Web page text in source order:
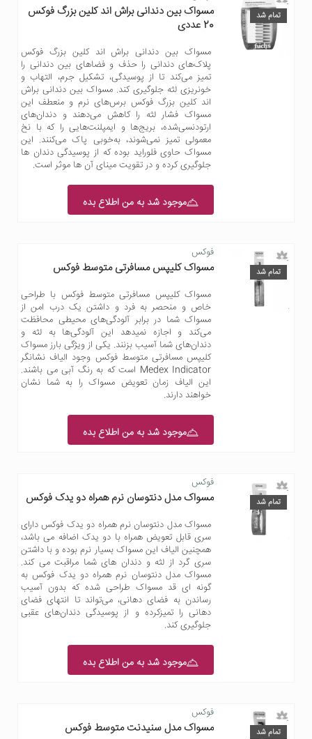
تمام شد
مسواک بین دندانی براش اند کلین بزرگ فوکس
20 عددی
مسواک بین دندانی براش اند کلین بزرگ فوکس
پلاک‌های دندانی را حذف و فضاهای بین دندانی را
تمیز می‌کند تا از پوسیدگی، تشکیل جرم، التهاب و
خونریزی لثه جلوگیری کند. مسواک بین دندانی براش
اند کلین بزرگ فوکس برس‌های نرم و منعطف این
مسواک فشار لثه را کاهش می‌دهند و دندان‌های
ارتودنسی‌شده، بریج‌ها و ایمپلنت‌هایی را که با نخ
معمولی تمیز نمی‌شوند، به‌خوبی پاک می‌کنند. این
مسواک حاوی فلوراید بوده که از پوسیدگی دندان ها
جلوگیری کرده و در تقویت مینای آن ها موثر است.
موجود شد به من اطلاع بده
تمام شد
فوکس
مسواک کلیپس مسافرتی متوسط فوکس
مسواک کلیپس مسافرتی متوسط فوکس با طراحی
خاص و منحصر به فرد و داشتن یک درب امن از
مسواک شما در برابر آلودگی‌های محیطی محافظت
می‌کند و اجازه نمیدهد این آلودگی‌ها به لثه و
دندان‌های شما آسیب بزنند. یکی از ویژگی بارز مسواک
کلیپس مسافرتی متوسط فوکس وجود الیاف نشانگر
Medex Indicator است که به رنگ آبی می باشند.
این الیاف زمان تعویض مسواک را به شما نشان
خواهند دارند.
موجود شد به من اطلاع بده
تمام شد
فوکس
مسواک مدل دنتوسان نرم همراه دو یدک فوکس
مسواک مدل دنتوسان نرم همراه دو یدک فوکس دارای
سری قابل تعویض همراه با دو یدک اضافه می باشد،
همچنین الیاف این مسواک بسیار نرم بوده و با داشتن
سری گرد از لثه و دندان های شما مراقبت می کند‏.
مسواک مدل دنتوسان نرم همراه دو یدک فوکس به
گونه ای قد مسواک طراحی شده که بدون آسیب
رساندن به فضای دهانی، می‌تواند تا انتهای فضای
دهانی را تمیزکرده و از پوسیدگی دندان‌های عقبی
جلوگیری کند.
موجود شد به من اطلاع بده
تمام شد
فوکس
مسواک مدل سنیدنت متوسط فوکس